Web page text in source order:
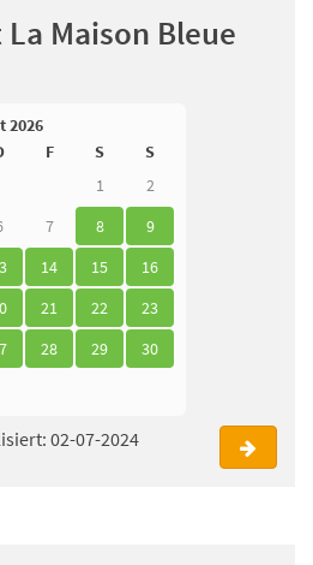
Maison Bleue
2026
F S
S
1
2
7 8
9
14 15
16
21 22
23
28 29
30
02-07-2024